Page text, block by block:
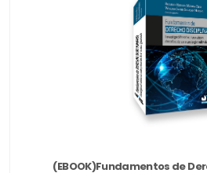
(EBOOK)Fundamentos de